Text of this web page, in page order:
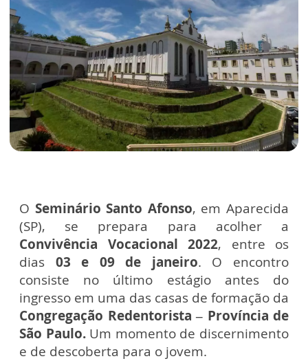
O Seminário Santo Afonso, em Aparecida
(SP), se prepara para acolher a
Convivência Vocacional 2022, entre os
dias 03 e 09 de janeiro. O encontro
consiste no último estágio antes do
ingresso em uma das casas de formação da
Congregação Redentorista – Província de
São Paulo. Um momento de discernimento
e de descoberta para o jovem.